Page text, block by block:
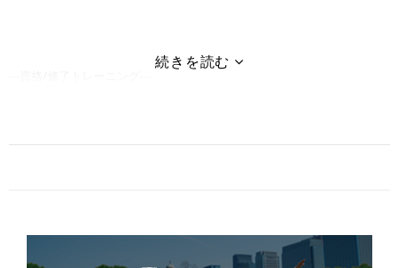
PHI Pilates ReformerⅠ